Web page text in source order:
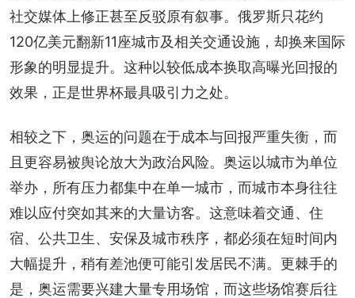
社交媒体上修正甚至反驳原有叙事。俄罗斯只花约
120亿美元翻新11座城市及相关交通设施，却换来国际
形象的明显提升。这种以较低成本换取高曝光回报的
效果，正是世界杯最具吸引力之处。
相较之下，奥运的问题在于成本与回报严重失衡，而
且更容易被舆论放大为政治风险。奥运以城市为单位
举办，所有压力都集中在单一城市，而城市本身往往
难以应付突如其来的大量访客。这意味着交通、住
宿、公共卫生、安保及城市秩序，都必须在短时间内
大幅提升，稍有差池便可能引发居民不满。更棘手的
是，奥运需要兴建大量专用场馆，而这些场馆赛后往